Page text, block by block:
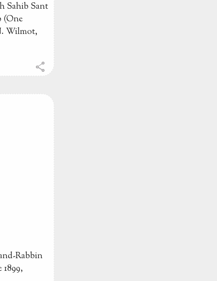
Sahib Sant
(One
Wilmot,
share
Rabbin